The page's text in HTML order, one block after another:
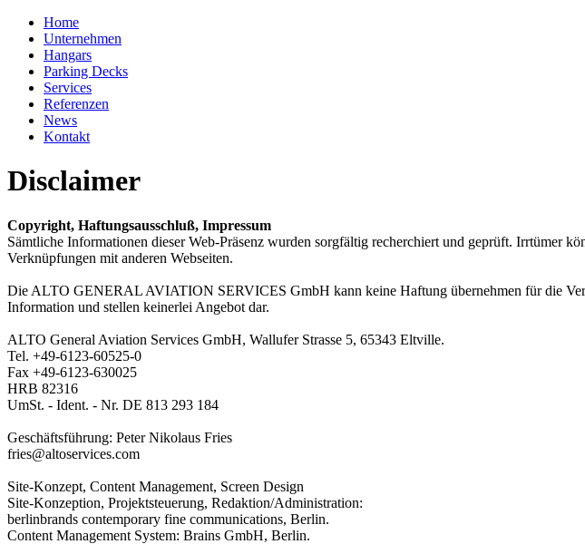
Home
Unternehmen
Hangars
Parking Decks
Services
Referenzen
News
Kontakt
Disclaimer
Copyright, Haftungsausschluß, Impressum
Sämtliche Informationen dieser Web-Präsenz wurden sorgfältig recherchiert und geprüft. Irrtümer
Verknüpfungen mit anderen Webseiten.
Die ALTO GENERAL AVIATION SERVICES GmbH kann keine Haftung übernehmen für die
Information und stellen keinerlei Angebot dar.
ALTO General Aviation Services GmbH, Wallufer Strasse 5, 65343 Eltville.
Tel. +49-6123-60525-0
Fax +49-6123-630025
HRB 82316
UmSt. - Ident. - Nr. DE 813 293 184
Geschäftsführung: Peter Nikolaus Fries
fries@altoservices.com
Site-Konzept, Content Management, Screen Design
Site-Konzeption, Projektsteuerung, Redaktion/Administration:
berlinbrands contemporary fine communications, Berlin.
Content Management System: Brains GmbH, Berlin.